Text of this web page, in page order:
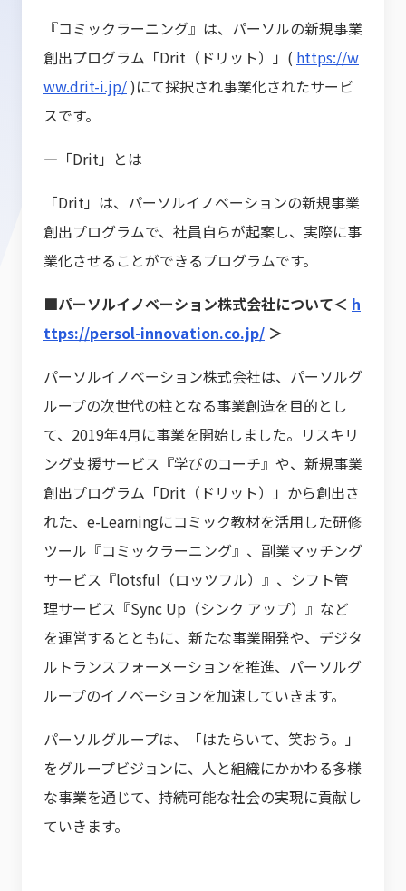
『コミックラーニング』は、パーソルの新規事業
創出プログラム「Drit（ドリット）」( https://w
ww.drit-i.jp/)にて採択され事業化されたサービ
スです。
―「Drit」とは
「Drit」は、パーソルイノベーションの新規事業
創出プログラムで、社員自らが起案し、実際に事
業化させることができるプログラムです。
■パーソルイノベーション株式会社について＜ h
ttps://persol-innovation.co.jp/ ＞
パーソルイノベーション株式会社は、パーソルグ
ループの次世代の柱となる事業創造を目的とし
て、2019年4月に事業を開始しました。リスキリ
ング支援サービス『学びのコーチ』や、新規事業
創出プログラム「Drit（ドリット）」から創出さ
れた、e-Learningにコミック教材を活用した研修
ツール『コミックラーニング』、副業マッチング
サービス『lotsful（ロッツフル）』、シフト管
理サービス『Sync Up（シンク アップ）』など
を運営するとともに、新たな事業開発や、デジタ
ルトランスフォーメーションを推進、パーソルグ
ループのイノベーションを加速していきます。
パーソルグループは、「はたらいて、笑おう。」
をグループビジョンに、人と組織にかかわる多様
な事業を通じて、持続可能な社会の実現に貢献し
ていきます。